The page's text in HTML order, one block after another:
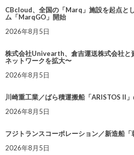
CBcloud、全国の「Marq」施設を起点と
ム「MarqGO」開始
2026年8月5日
株式会社Univearth、倉吉運送株式会社と
ネットワークを拡大〜
2026年8月5日
川崎重工業／ばら積運搬船「ARISTOS II
2026年8月5日
フジトランスコーポレーション／新造船「
2026年8月5日